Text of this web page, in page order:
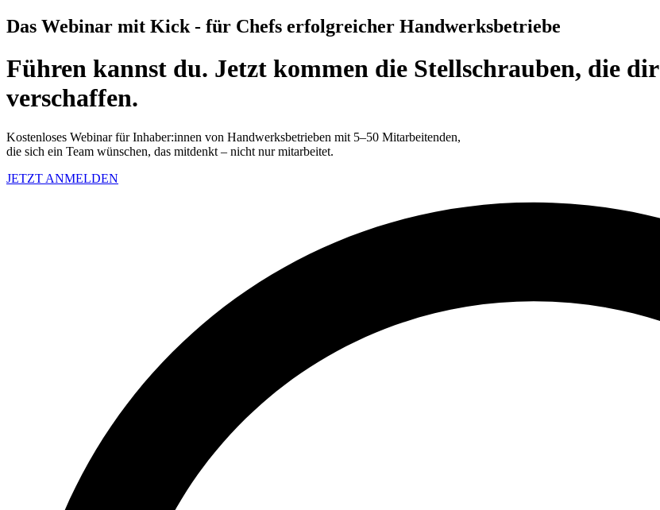
Das Webinar mit Kick - für Chefs erfolgreicher Handwerksbetriebe
Führen kannst du. Jetzt kommen die Stellschrauben, die dir
verschaffen.
Kostenloses Webinar für Inhaber:innen von Handwerksbetrieben mit 5–50 Mitarbeitenden,
die sich ein Team wünschen, das mitdenkt – nicht nur mitarbeitet.
JETZT ANMELDEN